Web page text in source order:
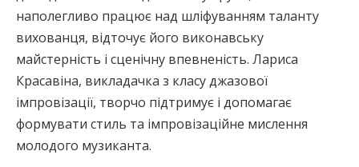
наполегливо працює над шліфуванням таланту
вихованця, відточує його виконавську
майстерність і сценічну впевненість. Лариса
Красавіна, викладачка з класу джазової
імпровізації, творчо підтримує і допомагає
формувати стиль та імпровізаційне мислення
молодого музиканта.